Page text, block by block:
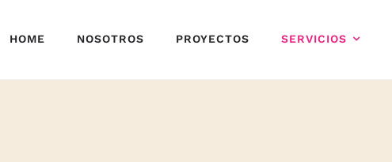
HOME NOSOTROS PROYECTOS SERVICIOS